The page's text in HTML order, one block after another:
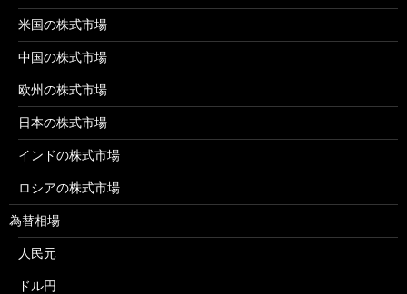
米国の株式市場
中国の株式市場
欧州の株式市場
日本の株式市場
インドの株式市場
ロシアの株式市場
為替相場
人民元
ドル円